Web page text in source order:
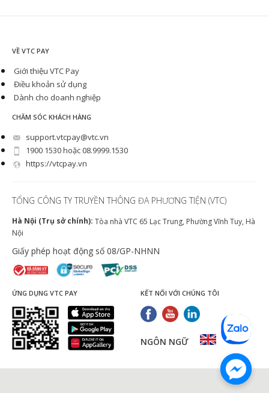
VỀ VTC PAY
Giới thiệu VTC Pay
Điều khoản sử dụng
Dành cho doanh nghiệp
CHĂM SÓC KHÁCH HÀNG
support.vtcpay@vtc.vn
1900 1530 hoặc 08.9999.1530
https://vtcpay.vn
TỔNG CÔNG TY TRUYỀN THÔNG ĐA PHƯƠNG TIỆN (VTC)
Hà Nội (Trụ sở chính): Tòa nhà VTC 65 Lạc Trung, Phường Vĩnh Tuy, Hà
Nội
Giấy phép hoạt động số 08/GP-NHNN
ỨNG DỤNG VTC PAY KẾT NỐI VỚI CHÚNG TÔI
NGÔN NGỮ